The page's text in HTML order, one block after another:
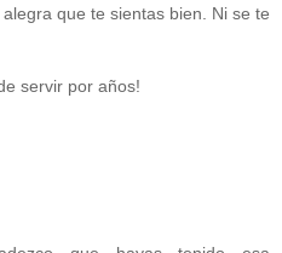
que te sientas bien. Ni se te
servir por años!